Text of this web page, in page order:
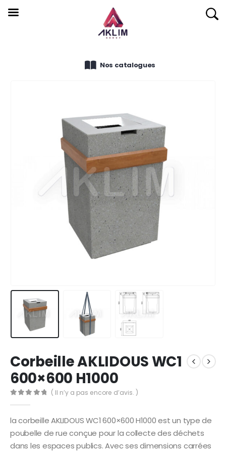
Nos catalogues
Corbeille AKLIDOUS WC1
600×600 H1000
( Il n’y a pas encore d’avis. )
la corbeille AKLIDOUS WC1 600×600 H1000 est un type de
poubelle de rue conçue pour la collecte des déchets
dans les espaces publics. Avec ses dimensions carrées